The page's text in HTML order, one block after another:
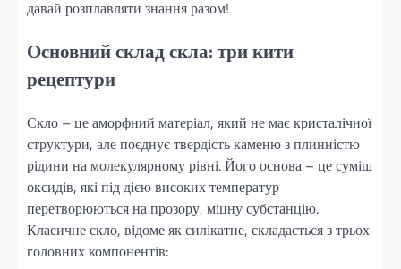
давай розплавляти знання разом!
Основний склад скла: три кити
рецептури
Скло – це аморфний матеріал, який не має кристалічної
структури, але поєднує твердість каменю з плинністю
рідини на молекулярному рівні. Його основа – це суміш
оксидів, які під дією високих температур
перетворюються на прозору, міцну субстанцію.
Класичне скло, відоме як силікатне, складається з трьох
головних компонентів: